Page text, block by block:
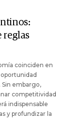
reglas
coinciden en
Sin embargo,
competitividad
indispensable
y profundizar la